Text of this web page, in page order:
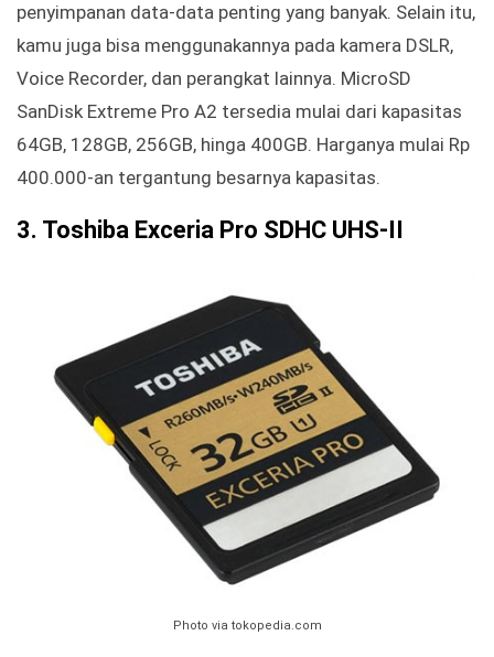
penyimpanan data-data penting yang banyak. Selain itu,
kamu juga bisa menggunakannya pada kamera DSLR,
Voice Recorder, dan perangkat lainnya. MicroSD
SanDisk Extreme Pro A2 tersedia mulai dari kapasitas
64GB, 128GB, 256GB, hinga 400GB. Harganya mulai Rp
400.000-an tergantung besarnya kapasitas.
3. Toshiba Exceria Pro SDHC UHS-II
Photo via tokopedia.com